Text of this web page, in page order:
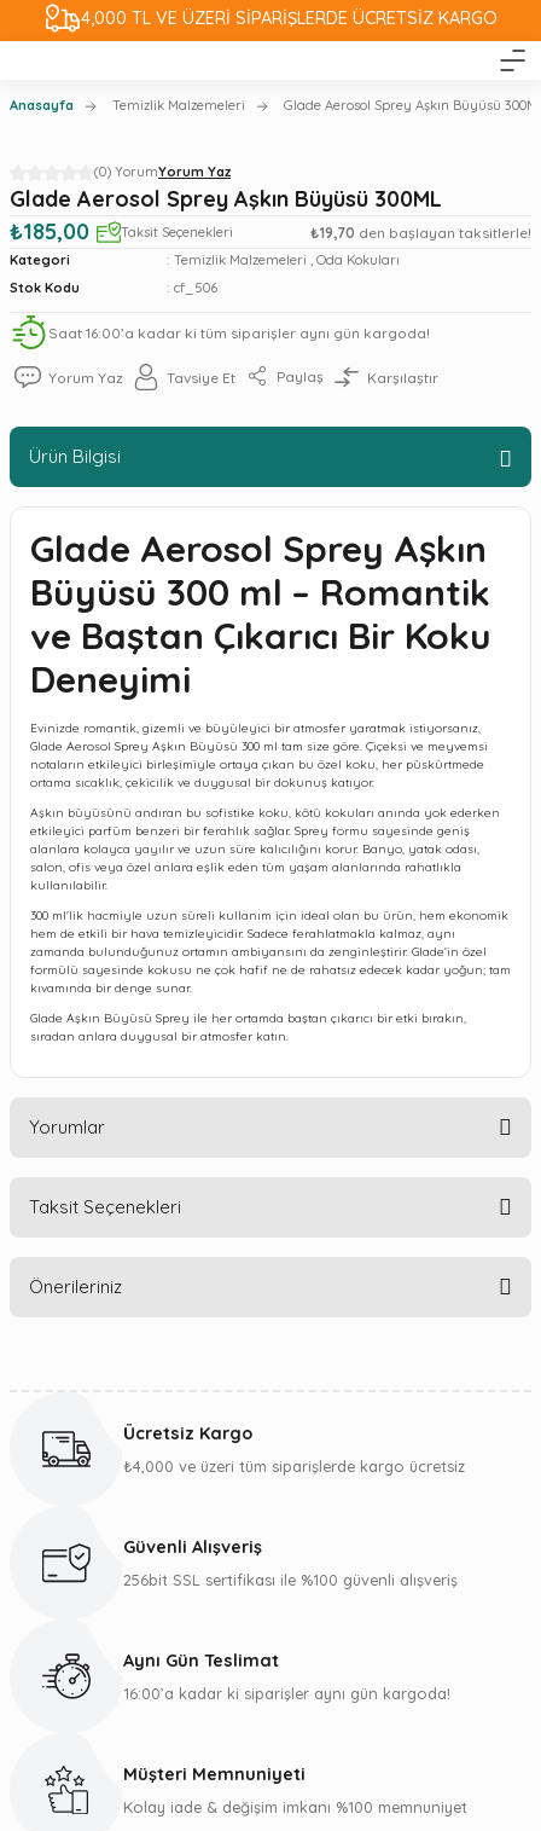
4,000 TL VE ÜZERİ SİPARİŞLERDE ÜCRETSİZ KARGO
Anasayfa Temizlik Malzemeleri Glade Aerosol Sprey Aşkın Büyüsü
(0) YorumYorum Yaz
Glade Aerosol Sprey Aşkın Büyüsü 300ML
₺185,00
Taksit Seçenekleri ₺19,70 den başlayan taksitlerle!
Kategori Temizlik Malzemeleri , Oda Kokuları
Stok Kodu
cf_506
Saat 16:00’a kadar ki tüm siparişler aynı gün kargoda!
Yorum Yaz Tavsiye Et Paylaş Karşılaştır
Ürün Bilgisi
Glade Aerosol Sprey Aşkın
Büyüsü 300 ml – Romantik
ve Baştan Çıkarıcı Bir Koku
Deneyimi
Evinizde romantik, gizemli ve büyüleyici bir atmosfer yaratmak istiyorsanız,
Glade Aerosol Sprey Aşkın Büyüsü 300 ml tam size göre. Çiçeksi ve meyvemsi
notaların etkileyici birleşimiyle ortaya çıkan bu özel koku, her püskürtmede
ortama sıcaklık, çekicilik ve duygusal bir dokunuş katıyor.
Aşkın büyüsünü andıran bu sofistike koku, kötü kokuları anında yok ederken
etkileyici parfüm benzeri bir ferahlık sağlar. Sprey formu sayesinde geniş
alanlara kolayca yayılır ve uzun süre kalıcılığını korur. Banyo, yatak odası,
salon, ofis veya özel anlara eşlik eden tüm yaşam alanlarında rahatlıkla
kullanılabilir.
300 ml'lik hacmiyle uzun süreli kullanım için ideal olan bu ürün, hem ekonomik
hem de etkili bir hava temizleyicidir. Sadece ferahlatmakla kalmaz, aynı
zamanda bulunduğunuz ortamın ambiyansını da zenginleştirir. Glade’in özel
formülü sayesinde kokusu ne çok hafif ne de rahatsız edecek kadar yoğun; tam
kıvamında bir denge sunar.
Glade Aşkın Büyüsü Sprey ile her ortamda baştan çıkarıcı bir etki bırakın,
sıradan anlara duygusal bir atmosfer katın.
Yorumlar
Taksit Seçenekleri
Önerileriniz
Görüş ve önerileriniz için teşekkür ederiz.
Ürün bilgilerinde hatalar bulunuyor.
Gönder
Ücretsiz Kargo
₺4,000 ve üzeri tüm siparişlerde kargo ücretsiz
Güvenli Alışveriş
256bit SSL sertifikası ile %100 güvenli alışveriş
Aynı Gün Teslimat
16:00’a kadar ki siparişler aynı gün kargoda!
Müşteri Memnuniyeti
Kolay iade & değişim imkanı %100 memnuniyet